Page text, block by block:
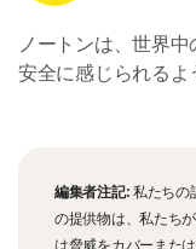
ノートンは、世界
安全に感じられるよ
編集者注記: 私たちの
の提供物は、私たち
は脅威をカバーまた